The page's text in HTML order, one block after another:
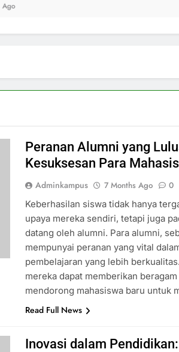
Peranan Alumni yang
Kesuksesan Para
Adminkampus 7 Months Ago 0
Keberhasilan siswa tidak hanya
upaya mereka sendiri, tetapi juga
datang oleh alumni. Para alumni,
mempunyai peranan yang vital
pembelajaran yang lebih
mereka dapat memberikan
mendorong mahasiswa baru untuk
Read Full News
Inovasi dalam